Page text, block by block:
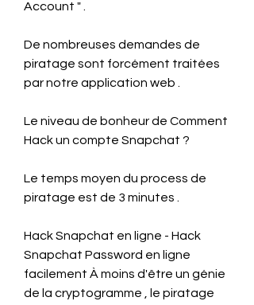
Account " .
De nombreuses demandes de
piratage sont forcément traitées
par notre application web .
Le niveau de bonheur de Comment
Hack un compte Snapchat ?
Le temps moyen du process de
piratage est de 3 minutes .
Hack Snapchat en ligne - Hack
Snapchat Password en ligne
facilement À moins d'être un génie
de la cryptogramme , le piratage